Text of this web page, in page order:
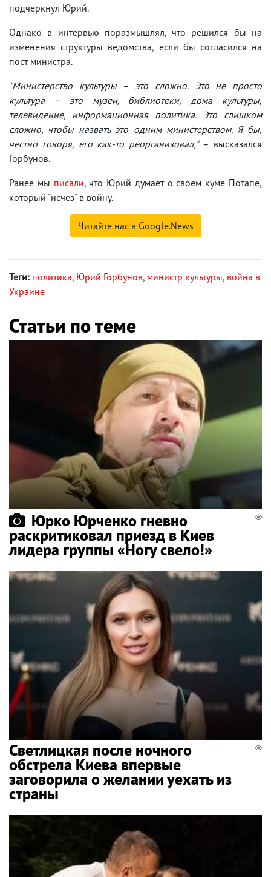
подчеркнул Юрий.
Однако в интервью поразмышлял, что решился бы на
изменения структуры ведомства, если бы согласился на
пост министра.
"Министерство культуры – это сложно. Это не просто
культура – это музеи, библиотеки, дома культуры,
телевидение, информационная политика. Это слишком
сложно, чтобы назвать это одним министерством. Я бы,
честно говоря, его как-то реорганизовал,"– высказался
Горбунов.
Ранее мы писали, что Юрий думает о своем куме Потапе,
который "исчез" в войну.
Читайте нас в Google.News
Теги: политика, Юрий Горбунов, министр культуры, война в
Украине
Статьи по теме
Юрко Юрченко гневно
раскритиковал приезд в Киев
лидера группы «Ногу свело!»
Светлицкая после ночного
обстрела Киева впервые
заговорила о желании уехать из
страны